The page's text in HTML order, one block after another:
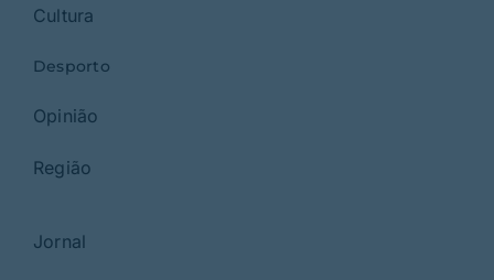
Cultura
Desporto
Opinião
Região
Jornal